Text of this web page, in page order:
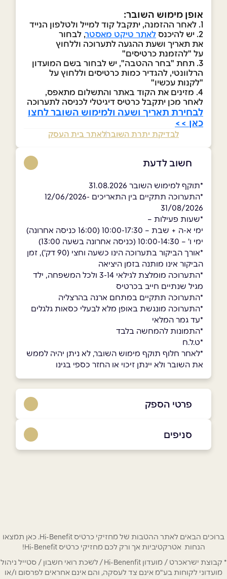
אופן מימוש השובר:
1. לאחר ההזמנה, יתקבל קוד למייל ולטלפון הנייד
2. יש להיכנס
לאתר טיקט מאסטר, לבחור
את תאריך ושעת ההגעה לתערוכה וללחוץ
על "להזמנת כרטיסים"
3. תחת "בחר ההטבה", יש לבחור בשם המועדון
הרלוונטי, להגדיר כמות כרטיסים וללחוץ על
"לקנות עכשיו"
4. מזינים את הקוד באתר והתשלום מתאפס,
לאחר מכן יתקבל כרטיס דיגיטלי לכניסה לתערוכה
לבחירת תאריך ושעה ולמימוש השובר לחצו
כאן >>
לבדיקת יתרת השוברלאתר בית העסק
חשוב לדעת
*תוקף למימוש השובר 31.08.2026
*התערוכה תתקיים בין התאריכים 12/06/2026-
31/08/2026
*שעות פעילות –
ימי א-ה + שבת – 10:00-17:30 (16:00 כניסה אחרונה)
ימי ו' – 10:00-14:30 (כניסה אחרונה בשעה 13:00)
*אורך הביקור בתערוכה הינו כשעה וחצי (90 דק'), זמן
הביקור אינו מותנה בזמן היציאה
*התערוכה מומלצת לגילאי 3-14 ולכל המשפחה, ילד
מגיל שנתיים חייב בכרטיס
*התערוכה תתקיים במתחם ארנה בהרצליה
*התערוכה מונגשת באופן מלא לבעלי כסאות גלגלים
*עד גמר המלאי
*התמונות להמחשה בלבד
*ט.ל.ח
*לאחר חלוף תוקף מימוש השובר, לא ניתן יהיה לממש
את השובר ולא יינתן זיכוי או החזר כספי בגינו
פרטי הספק
באתר
טלפון*
אימייל *
סניפים
ברוכים הבאים לאתר ההטבות של מחזיקי כרטיס Hi-Benefit. כאן תמצאו
הנחות אטרקטיביות אך ורק לכם מחזיקי כרטיס Hi-Benefit!
* קבוצת ישראכרט / מועדון Hi-Benenfit / לשכת רואי חשבון / סטייל ניהול
מועדוני לקוחות בע"מ אינם צד לעסקה, והם אינם אחראים לפרסום ו/או